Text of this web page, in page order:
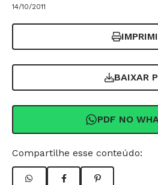
14/10/2011
BAIXAR
PDF NO
Compartilhe esse conteúdo: